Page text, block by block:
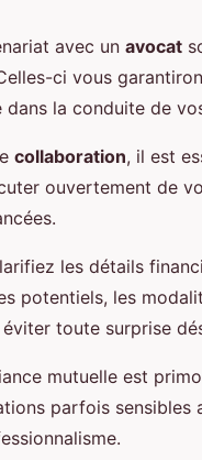
avec un avocat
ci vous
dans la conduite de
collaboration, il est
ouvertement de
les détails
potentiels, les
toute surprise
mutuelle est
parfois sensibles